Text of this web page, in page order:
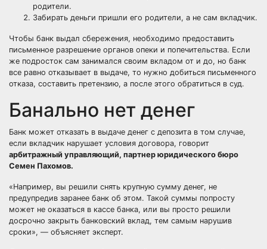
родители.
Забирать деньги пришли его родители, а не сам вкладчик.
Чтобы банк выдал сбережения, необходимо предоставить
письменное разрешение органов опеки и попечительства. Если
же подросток сам занимался своим вкладом от и до, но банк
все равно отказывает в выдаче, то нужно добиться письменного
отказа, составить претензию, а после этого обратиться в суд.
Банально нет денег
Банк может отказать в выдаче денег с депозита в том случае,
если вкладчик нарушает условия договора, говорит
арбитражный управляющий, партнер юридического бюро
Семен Пахомов.
«Например, вы решили снять крупную сумму денег, не
предупредив заранее банк об этом. Такой суммы попросту
может не оказаться в кассе банка, или вы просто решили
досрочно закрыть банковский вклад, тем самым нарушив
сроки», — объясняет эксперт.